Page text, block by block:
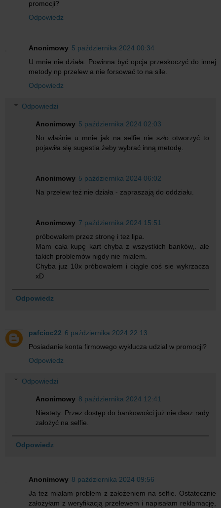
promocji?
Odpowiedz
Anonimowy 5 października 2024 00:34
U mnie nie działa. Powinna być opcja przeskoczyć do innej
metody np przelew a nie forsować to na sile.
Odpowiedz
Odpowiedzi
Anonimowy 5 października 2024 02:03
No właśnie u mnie jak na selfie nie szło otworzyć to
pojawiła się sugestia żeby wybrać inną metodę.
Anonimowy 5 października 2024 06:02
Na przelew też nie działa - zapraszają do oddziału.
Anonimowy 7 października 2024 15:51
próbowałem przez stronę i tez lipa.
Mam cała kupę kart chyba z wszystkich banków,. ale
takich problemów nigdy nie miałem.
Chyba juz 10x próbowałem i ciągle coś sie wykrzacza
xD
Odpowiedz
pafcioc22 6 października 2024 22:13
Posiadanie konta firmowego wyklucza udział w promocji?
Odpowiedz
Odpowiedzi
Anonimowy 8 października 2024 12:41
Niestety. Przez dostęp do bankowości już nie dasz rady
założyć na selfie.
Odpowiedz
Anonimowy 8 października 2024 09:56
Ja też miałam problem z założeniem na selfie. Ostatecznie
założyłam z weryfikacją przelewem i napisałam reklamację,